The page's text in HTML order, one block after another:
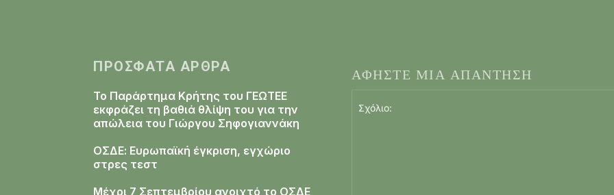
ΠΡΌΣΦΑΤΑ ΆΡΘΡΑ
Το Παράρτημα Κρήτης του ΓΕΩΤΕΕ
εκφράζει τη βαθιά θλίψη του για την
απώλεια του Γιώργου Σηφογιαννάκη
ΟΣΔΕ: Ευρωπαϊκή έγκριση, εγχώριο
στρες τεστ
Μέχρι 7 Σεπτεμβρίου ανοιχτό το ΟΣΔΕ
ΑΦΗΣΤΕ ΜΙΑ ΑΠΑΝΤΗΣΗ